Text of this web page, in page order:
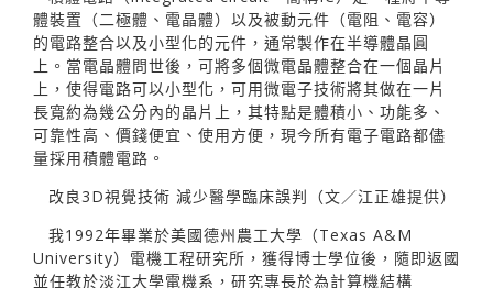
體裝置（二極體、電晶體）以及被動元件（電阻、電容）
的電路整合以及小型化的元件，通常製作在半導體晶圓
上。當電晶體問世後，可將多個微電晶體整合在一個晶片
上，使得電路可以小型化，可用微電子技術將其做在一片
長寬約為幾公分內的晶片上，其特點是體積小、功能多、
可靠性高、價錢便宜、使用方便，現今所有電子電路都儘
量採用積體電路。
改良3D視覺技術 減少醫學臨床誤判（文／江正雄提供）
我1992年畢業於美國德州農工大學（Texas A&M
University）電機工程研究所，獲得博士學位後，隨即返國
並任教於淡江大學電機系，研究專長於為計算機結構